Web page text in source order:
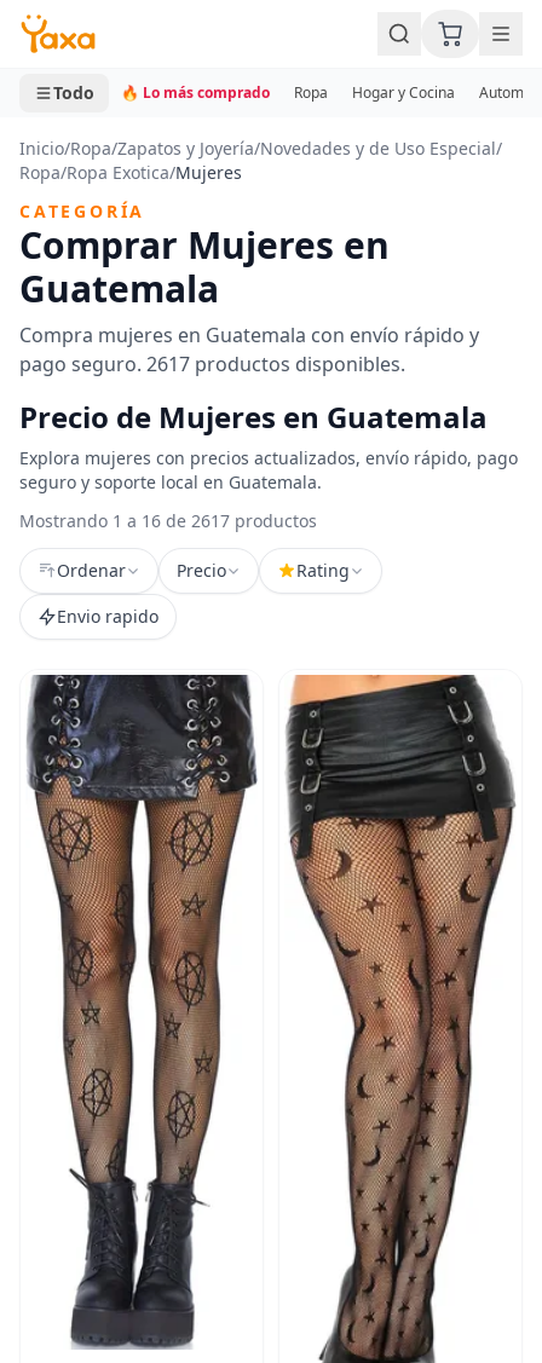
MINI CARRITO
0 productos
Todo 🔥 Lo más comprado Ropa Hogar y Cocina
Inicio/Ropa/Zapatos y Joyería/Novedades y de Uso Especial/
Ropa/Ropa Exotica/Mujeres
CATEGORÍA
Comprar Mujeres en
Guatemala
Compra mujeres en Guatemala con envío rápido y
pago seguro. 2617 productos disponibles.
Precio de Mujeres en Guatemala
Explora mujeres con precios actualizados, envío rápido, pago
seguro y soporte local en Guatemala.
Mostrando 1 a 16 de 2617 productos
Ordenar Precio
Rating
Envio rapido